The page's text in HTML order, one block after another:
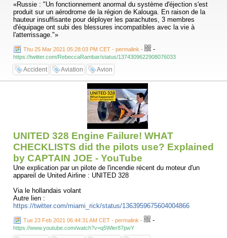
«Russie : "Un fonctionnement anormal du système d'éjection s'est
produit sur un aérodrome de la région de Kalouga. En raison de la
hauteur insuffisante pour déployer les parachutes, 3 membres
d'équipage ont subi des blessures incompatibles avec la vie à
l'atterrissage."»
Thu 25 Mar 2021 05:28:03 PM CET - permalink - -
https://twitter.com/RebeccaRambar/status/1374309622908076033
Accident Aviation Avion
UNITED 328 Engine Failure! WHAT
CHECKLISTS did the pilots use? Explained
by CAPTAIN JOE - YouTube
Une explication par un pilote de l'incendie récent du moteur d'un
appareil de United Airline : UNITED 328
Via le hollandais volant
Autre lien :
https://twitter.com/miami_rick/status/1363959675604004866
Tue 23 Feb 2021 06:44:31 AM CET - permalink - -
https://www.youtube.com/watch?v=q5Wler87pwY